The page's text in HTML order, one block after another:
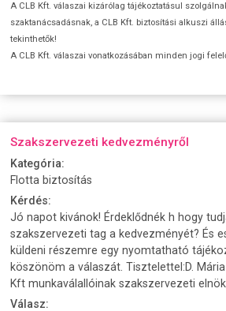
A CLB Kft. válaszai kizárólag tájékoztatásul
szaktanácsadásnak, a CLB Kft. biztosítási alkuszi
tekinthetők!
A CLB Kft. válaszai vonatkozásában minden jogi
Szakszervezeti kedvezményről
Kategória:
Flotta biztosítás
Kérdés:
Jó napot kivánok! Érdeklődnék h hogy
szakszervezeti tag a kedvezményét? És
küldeni részemre egy nyomtatható
köszönöm a válaszát. Tisztelettel:D.
Kft munkaválallóinak szakszervezeti elnök
Válasz: